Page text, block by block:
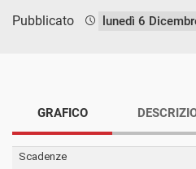
Pubblicato lunedì 6
GRAFICO